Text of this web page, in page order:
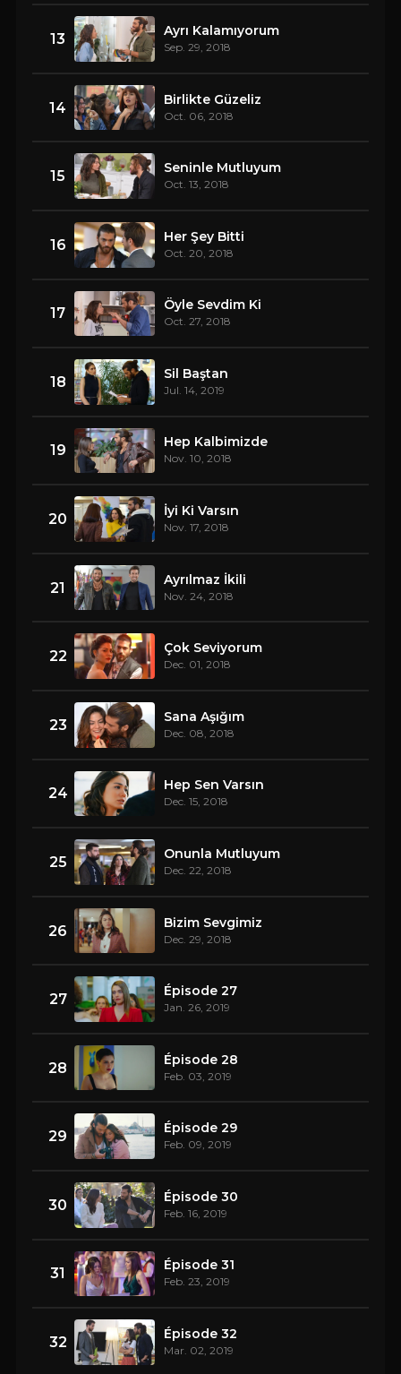
13 Ayrı Kalamıyorum
Sep. 29, 2018
14 Birlikte Güzeliz
Oct. 06, 2018
15 Seninle Mutluyum
Oct. 13, 2018
16 Her Şey Bitti
Oct. 20, 2018
17 Öyle Sevdim Ki
Oct. 27, 2018
18 Sil Baştan
Jul. 14, 2019
19 Hep Kalbimizde
Nov. 10, 2018
20 İyi Ki Varsın
Nov. 17, 2018
21 Ayrılmaz İkili
Nov. 24, 2018
22 Çok Seviyorum
Dec. 01, 2018
23 Sana Aşığım
Dec. 08, 2018
24 Hep Sen Varsın
Dec. 15, 2018
25 Onunla Mutluyum
Dec. 22, 2018
26 Bizim Sevgimiz
Dec. 29, 2018
27 Épisode 27
Jan. 26, 2019
28 Épisode 28
Feb. 03, 2019
29 Épisode 29
Feb. 09, 2019
30 Épisode 30
Feb. 16, 2019
31 Épisode 31
Feb. 23, 2019
32 Épisode 32
Mar. 02, 2019